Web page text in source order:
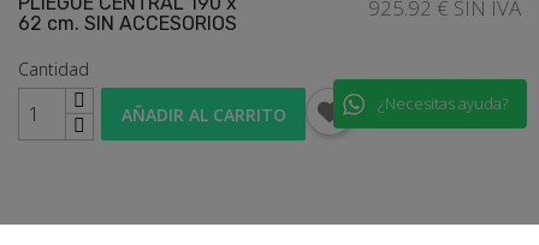
62 cm. SIN ACCESORIOS
925.92 € SIN IVA
Cantidad
AÑADIR AL CARRITO
¿Necesitas ayuda?